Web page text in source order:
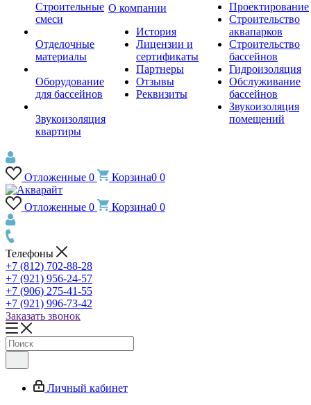
Строительные
смеси
Отделочные
материалы
Оборудование
для бассейнов
Звукоизоляция
квартиры
О компании
История
Лицензии и
сертификаты
Партнеры
Отзывы
Реквизиты
Проектирование
Строительство
аквапарков
Строительство
бассейнов
Гидроизоляция
Обслуживание
бассейнов
Звукоизоляция
помещений
Отложенные 0 Корзина0 0
Отложенные 0 Корзина0 0
Телефоны
+7 (812) 702-88-28
+7 (921) 956-24-57
+7 (906) 275-41-55
+7 (921) 996-73-42
Заказать звонок
Личный кабинет